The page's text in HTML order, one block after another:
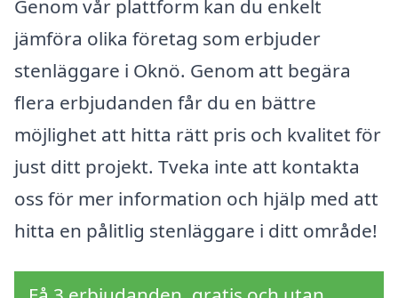
Genom vår plattform kan du enkelt
jämföra olika företag som erbjuder
stenläggare i Oknö. Genom att begära
flera erbjudanden får du en bättre
möjlighet att hitta rätt pris och kvalitet för
just ditt projekt. Tveka inte att kontakta
oss för mer information och hjälp med att
hitta en pålitlig stenläggare i ditt område!